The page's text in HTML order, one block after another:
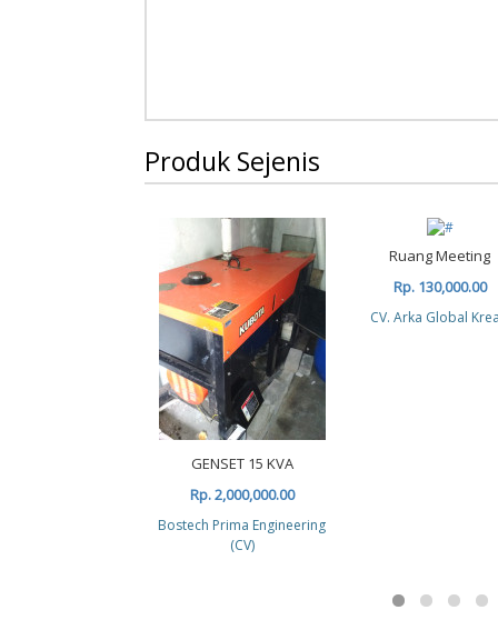
Produk Sejenis
GENSET 15 KVA
Rp. 2,000,000.00
Bostech Prima Engineering
(CV)
Ruang Meeting
Rp. 130,000.00
CV. Arka Global